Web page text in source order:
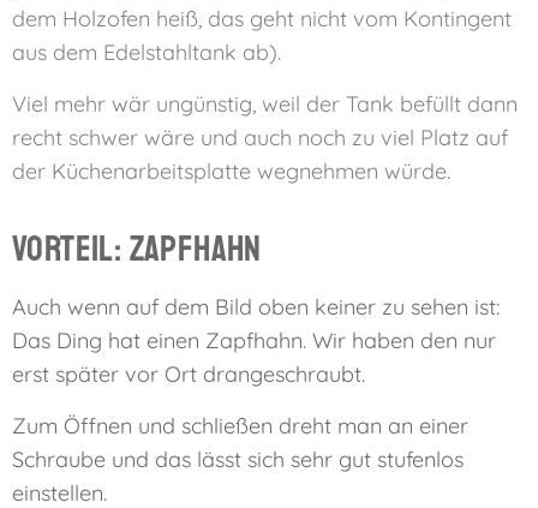
dem Holzofen heiß, das geht nicht vom Kontingent
aus dem Edelstahltank ab).
Viel mehr wär ungünstig, weil der Tank befüllt dann
recht schwer wäre und auch noch zu viel Platz auf
der Küchenarbeitsplatte wegnehmen würde.
Vorteil: Zapfhahn
Auch wenn auf dem Bild oben keiner zu sehen ist:
Das Ding hat einen Zapfhahn. Wir haben den nur
erst später vor Ort drangeschraubt.
Zum Öffnen und schließen dreht man an einer
Schraube und das lässt sich sehr gut stufenlos
einstellen.